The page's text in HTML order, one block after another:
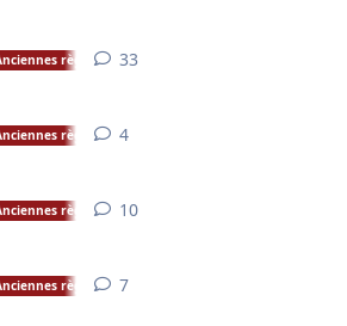
règles 33
règles 4
règles 10
règles 7